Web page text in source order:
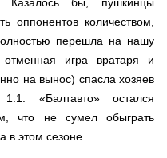
оппонентов количеством,
перешла на нашу
игра вратаря и
на вынос) спасла хозяев
«Балтавто» остался
что не сумел обыграть
в этом сезоне.